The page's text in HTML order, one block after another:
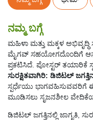
ನಮ್ಮ ಬಗ್ಗೆ
ಮಹಿಳಾ ಮತ್ತು ಮಕ್ಕಳ
ಮೈಗವ್ ಸಹಯೋಗದೊಂದಿಗೆ
ಪ್ರಕಟಿಸಿದೆ. ಪೋಸ್ಟರ್
ಸುರಕ್ಷಿತವಾಗಿರಿ: ಡಿಜಿಟಲ್
ಸ್ಪರ್ಧೆಯು ಭಾಗವಹಿಸುವವರಿಗೆ
ಮೂಡಿಸಲು ಸೃಜನಶೀಲ
ಡಿಜಿಟಲ್ ಜಗತ್ತಿನಲ್ಲಿ ಜಾಗೃತಿ,